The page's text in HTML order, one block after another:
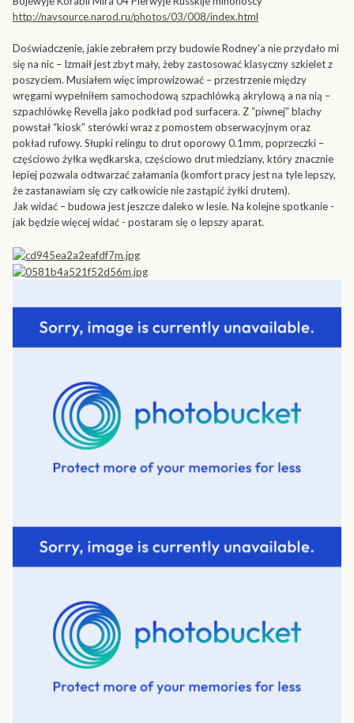
http://navsource.narod.ru/photos/03/008/index.html
Doświadczenie, jakie zebrałem przy budowie Rodney'a nie przydało mi
się na nic – Izmaił jest zbyt mały, żeby zastosować klasyczny szkielet z
poszyciem. Musiałem więc improwizować – przestrzenie między
wręgami wypełniłem samochodową szpachlówką akrylową a na nią –
szpachlówkę Revella jako podkład pod surfacera. Z “piwnej” blachy
powstał “kiosk” sterówki wraz z pomostem obserwacyjnym oraz
pokład rufowy. Słupki relingu to drut oporowy 0.1mm, poprzeczki –
częściowo żyłka wędkarska, częściowo drut miedziany, który znacznie
lepiej pozwala odtwarzać załamania (komfort pracy jest na tyle lepszy,
że zastanawiam się czy całkowicie nie zastąpić żyłki drutem).
Jak widać – budowa jest jeszcze daleko w lesie. Na kolejne spotkanie -
jak będzie więcej widać - postaram się o lepszy aparat.